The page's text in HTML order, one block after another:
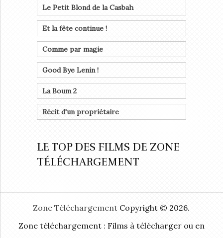
Le Petit Blond de la Casbah
Et la fête continue !
Comme par magie
Good Bye Lenin !
La Boum 2
Récit d'un propriétaire
LE TOP DES FILMS DE ZONE
TÉLÉCHARGEMENT
Zone Téléchargement Copyright © 2026.
Zone téléchargement : Films à télécharger ou en